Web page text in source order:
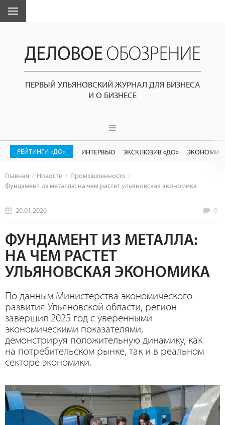
ПЕРВЫЙ УЛЬЯНОВСКИЙ ЖУРНАЛ ДЛЯ БИЗНЕСА
И О БИЗНЕСЕ
РЕЙТИНГИ «ДО» ИНТЕРВЬЮ ЭКСКЛЮЗИВ «ДО»
Главная Новости
Промышленность
Фундамент из металла: на чем растет ульяновская экономика
20.01.2026 0
ФУНДАМЕНТ ИЗ МЕТАЛЛА:
НА ЧЕМ РАСТЕТ
УЛЬЯНОВСКАЯ ЭКОНОМИКА
По данным Министерства экономического
развития Ульяновской области, регион
завершил 2025 год с уверенными
экономическими показателями,
демонстрируя положительную динамику, как
на потребительском рынке, так и в реальном
секторе экономики.